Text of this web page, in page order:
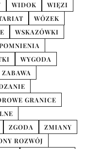
WIDOK
WIĘZI
WÓZEK
WSKAZÓWKI
WYGODA
ZABAWA
GRANICE
ZGODA
ZMIANY
ROZWÓJ